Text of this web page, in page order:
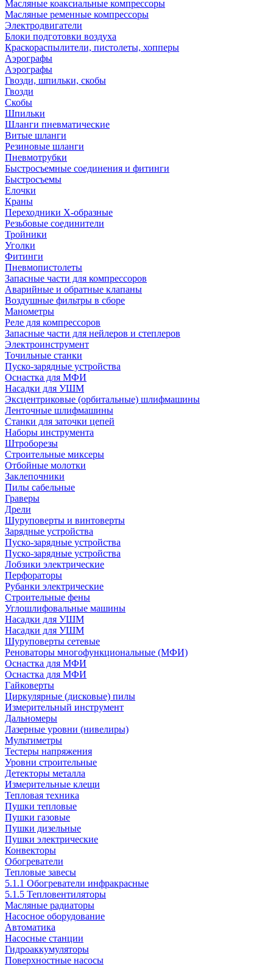
Масляные коаксиальные компрессоры
Масляные ременные компрессоры
Электродвигатели
Блоки подготовки воздуха
Краскораспылители, пистолеты, хопперы
Аэрографы
Аэрографы
Гвозди, шпильки, скобы
Гвозди
Скобы
Шпильки
Шланги пневматические
Витые шланги
Резиновые шланги
Пневмотрубки
Быстросъемные соединения и фитинги
Быстросъемы
Елочки
Краны
Переходники Х-образные
Резьбовые соединители
Тройники
Уголки
Фитинги
Пневмопистолеты
Запасные части для компрессоров
Аварийные и обратные клапаны
Воздушные фильтры в сборе
Манометры
Реле для компрессоров
Запасные части для нейлеров и степлеров
Электроинструмент
Точильные станки
Пуско-зарядные устройства
Оснастка для МФИ
Насадки для УШМ
Эксцентриковые (орбитальные) шлифмашины
Ленточные шлифмашины
Станки для заточки цепей
Наборы инструмента
Штроборезы
Строительные миксеры
Отбойные молотки
Заклепочники
Пилы сабельные
Граверы
Дрели
Шуруповерты и винтоверты
Зарядные устройства
Пуско-зарядные устройства
Пуско-зарядные устройства
Лобзики электрические
Перфораторы
Рубанки электрические
Строительные фены
Углошлифовальные машины
Насадки для УШМ
Насадки для УШМ
Шуруповерты сетевые
Реноваторы многофункциональные (МФИ)
Оснастка для МФИ
Оснастка для МФИ
Гайковерты
Циркулярные (дисковые) пилы
Измерительный инструмент
Дальномеры
Лазерные уровни (нивелиры)
Мультиметры
Тестеры напряжения
Уровни строительные
Детекторы металла
Измерительные клещи
Тепловая техника
Пушки тепловые
Пушки газовые
Пушки дизельные
Пушки электрические
Конвекторы
Обогреватели
Тепловые завесы
5.1.1 Обогреватели инфракрасные
5.1.5 Тепловентиляторы
Масляные радиаторы
Насосное оборудование
Автоматика
Насосные станции
Гидроаккумуляторы
Поверхностные насосы